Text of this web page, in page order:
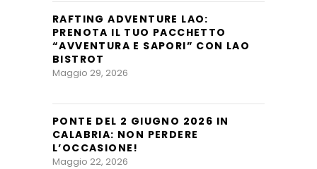
RAFTING ADVENTURE LAO:
PRENOTA IL TUO PACCHETTO
“AVVENTURA E SAPORI” CON LAO
BISTROT
Maggio 29, 2026
PONTE DEL 2 GIUGNO 2026 IN
CALABRIA: NON PERDERE
L’OCCASIONE!
Maggio 22, 2026